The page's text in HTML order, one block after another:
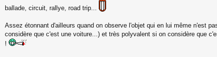
ballade, circuit, rallye, road trip...
Assez étonnant d'ailleurs quand on observe l'objet qui en lui même n'est
considère que c'est une voiture...) et très polyvalent si on considère que
!